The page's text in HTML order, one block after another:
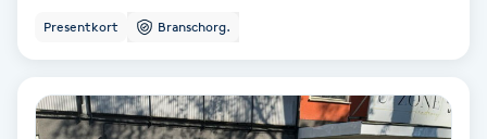
Faceliftmassage
Fet hårbotten
Presentkort Branschorg.